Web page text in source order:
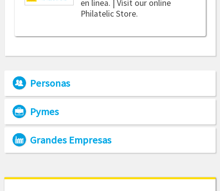
en línea. | Visit our online
Philatelic Store.
Personas
Pymes
Grandes Empresas